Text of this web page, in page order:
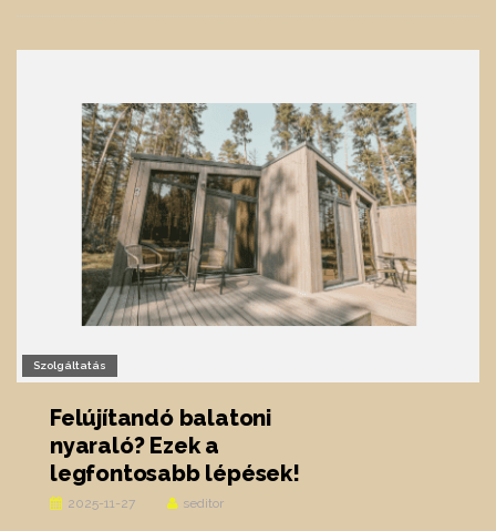
Szolgáltatás
Felújítandó balatoni
nyaraló? Ezek a
legfontosabb lépések!
2025-11-27 seditor